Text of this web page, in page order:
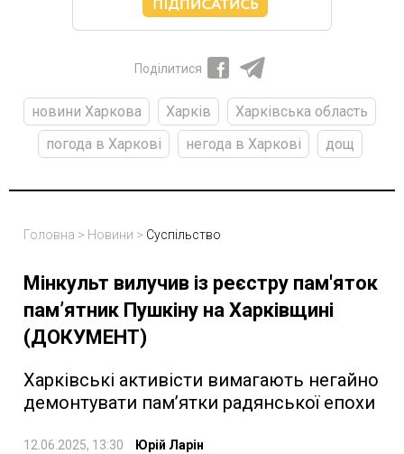
Поділитися
новини Харкова Харків
Харківська область
погода в Харкові
негода в Харкові дощ
Головна > Новини > Суспільство
Мінкульт вилучив із реєстру пам'яток
пам’ятник Пушкіну на Харківщині
(ДОКУМЕНТ)
Харківські активісти вимагають негайно
демонтувати пам’ятки радянської епохи
12.06.2025, 13:30 Юрій Ларін